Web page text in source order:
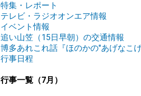
特集・レポート
テレビ・ラジオオンエア情報
イベント情報
追い山笠（15日早朝）の交通情報
博多あれこれ話『ほのかの"あげなこげ
行事日程
行事一覧（7月）